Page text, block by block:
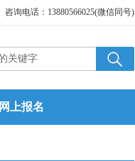
咨询电话：13880566025(微信同号)
网上报名